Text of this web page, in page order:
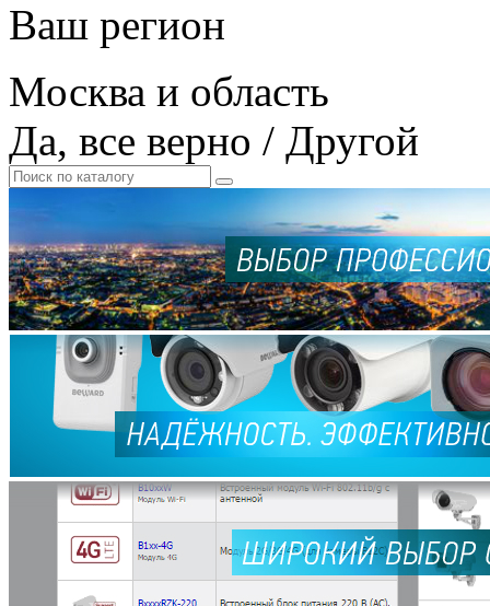
Ваш регион
Москва и область
Да, все верно / Другой